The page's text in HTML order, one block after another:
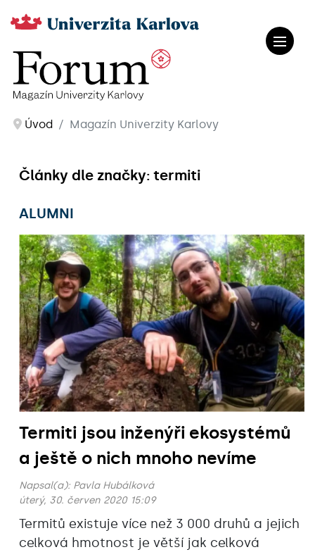
Úvod Magazín Univerzity Karlovy
Články dle značky: termiti
ALUMNI
Termiti jsou inženýři ekosystémů
a ještě o nich mnoho nevíme
Napsal(a): Pavla Hubálková
úterý, 30. červen 2020 15:09
Termitů existuje více než 3 000 druhů a jejich
celková hmotnost je větší jak celková